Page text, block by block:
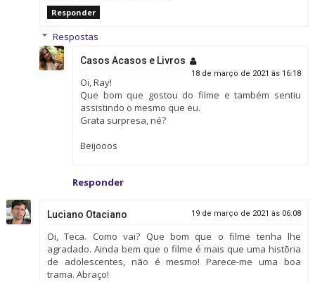
Responder
Respostas
Casos Acasos e Livros
18 de março de 2021 às 16:18
Oi, Ray!
Que bom que gostou do filme e também sentiu
assistindo o mesmo que eu.
Grata surpresa, né?
Beijooos
Responder
Luciano Otaciano 19 de março de 2021 às 06:08
Oi, Teca. Como vai? Que bom que o filme tenha lhe
agradado. Ainda bem que o filme é mais que uma histõria
de adolescentes, não é mesmo! Parece-me uma boa
trama. Abraço!